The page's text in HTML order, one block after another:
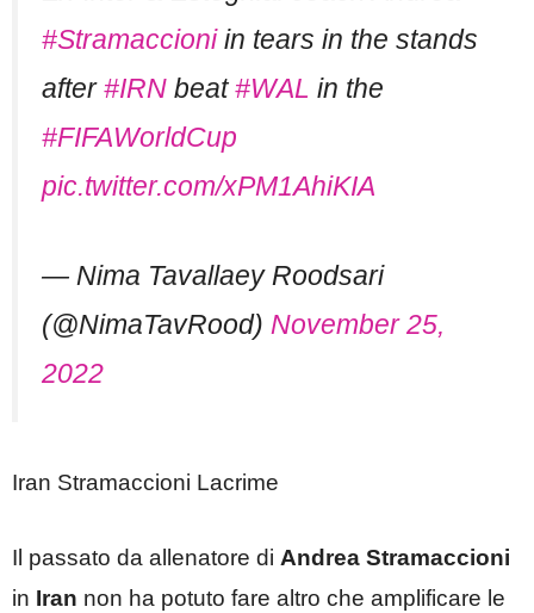
#Stramaccioniin tears in the stands
after #IRN beat #WAL in the
#FIFAWorldCup
pic.twitter.com/xPM1AhiKIA
— Nima Tavallaey Roodsari
(@NimaTavRood) November 25,
2022
Iran Stramaccioni Lacrime
Il passato da allenatore di Andrea Stramaccioni
in
Iran
non ha potuto fare altro che amplificare le